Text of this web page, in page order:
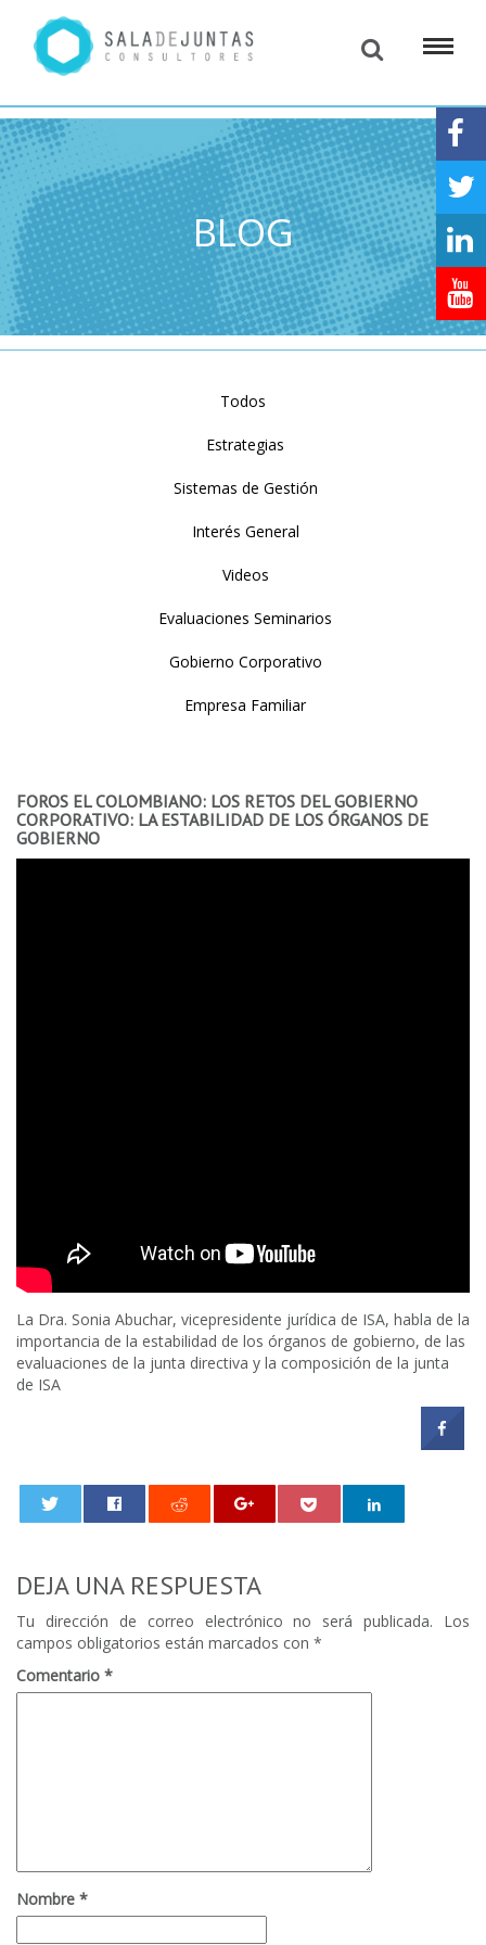
BLOG
Todos
Estrategias
Sistemas de Gestión
Interés General
Videos
Evaluaciones Seminarios
Gobierno Corporativo
Empresa Familiar
FOROS EL COLOMBIANO: LOS RETOS DEL GOBIERNO
CORPORATIVO: LA ESTABILIDAD DE LOS ÓRGANOS DE
GOBIERNO
La Dra. Sonia Abuchar, vicepresidente jurídica de ISA, habla de la
importancia de la estabilidad de los órganos de gobierno, de las
evaluaciones de la junta directiva y la composición de la junta
de ISA
DEJA UNA RESPUESTA
Tu dirección de correo electrónico no será publicada.
Los
campos obligatorios están marcados con *
Comentario *
Nombre *